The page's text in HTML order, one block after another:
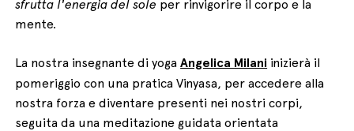
mente.
La nostra insegnante di yogaAngelica Milani inizierà il
pomeriggio con una pratica Vinyasa, per accedere alla
nostra forza e diventare presenti nei nostri corpi,
seguita da una meditazione guidata orientata